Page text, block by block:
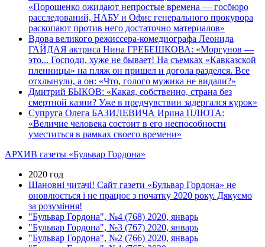
«Порошенко ожидают непростые времена — госбюро
расследований, НАБУ и Офис генерального прокурора
раскопают против него достаточно материалов»
Вдова великого режиссера-комедиографа Леонида
ГАЙДАЯ актриса Нина ГРЕБЕШКОВА: «Моргунов —
это... Господи, хуже не бывает! На съемках «Кавказской
пленницы» на пляж он пришел и догола разделся. Все
отхлынули, а он: «Что, голого мужика не видали?»
Дмитрий БЫКОВ: «Какая, собственно, страна без
смертной казни? Уже в предчувствии задергался курок»
Супруга Олега БАЗИЛЕВИЧА Ирина ПЛЮТА:
«Величие человека состоит в его неспособности
уместиться в рамках своего времени»
АРХИВ газеты «Бульвар Гордона»
2020 год
Шановні читачі! Сайт газети «Бульвар Гордона» не
оновлюється і не працює з початку 2020 року. Дякуємо
за розуміння!
"Бульвар Гордона", №4 (768) 2020, январь
"Бульвар Гордона", №3 (767) 2020, январь
"Бульвар Гордона", №2 (766) 2020, январь